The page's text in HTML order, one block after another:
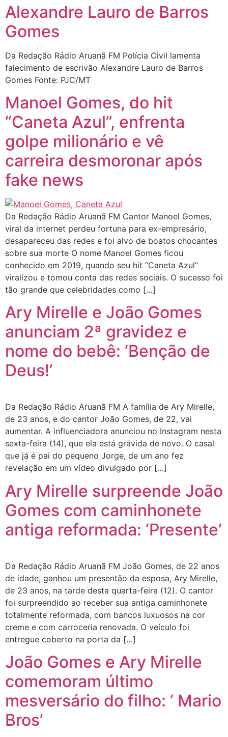
Alexandre Lauro de Barros
Gomes
Da Redação Rádio Aruanã FM Polícia Civil lamenta
falecimento de escrivão Alexandre Lauro de Barros
Gomes Fonte: PJC/MT
Manoel Gomes, do hit
“Caneta Azul”, enfrenta
golpe milionário e vê
carreira desmoronar após
fake news
Da Redação Rádio Aruanã FM Cantor Manoel Gomes,
viral da internet perdeu fortuna para ex-empresário,
desapareceu das redes e foi alvo de boatos chocantes
sobre sua morte O nome Manoel Gomes ficou
conhecido em 2019, quando seu hit “Caneta Azul”
viralizou e tomou conta das redes sociais. O sucesso foi
tão grande que celebridades como […]
Ary Mirelle e João Gomes
anunciam 2ª gravidez e
nome do bebê: ‘Benção de
Deus!’
Da Redação Rádio Aruanã FM A família de Ary Mirelle,
de 23 anos, e do cantor João Gomes, de 22, vai
aumentar. A influenciadora anunciou no Instagram nesta
sexta-feira (14), que ela está grávida de novo. O casal
que já é pai do pequeno Jorge, de um ano fez
revelação em um vídeo divulgado por […]
Ary Mirelle surpreende João
Gomes com caminhonete
antiga reformada: ‘Presente’
Da Redação Rádio Aruanã FM João Gomes, de 22 anos
de idade, ganhou um presentão da esposa, Ary Mirelle,
de 23 anos, na tarde desta quarta-feira (12). O cantor
foi surpreendido ao receber sua antiga caminhonete
totalmente reformada, com bancos luxuosos na cor
creme e com carroceria renovada. O veículo foi
entregue coberto na porta da […]
João Gomes e Ary Mirelle
comemoram último
mesversário do filho: ‘ Mario
Bros’